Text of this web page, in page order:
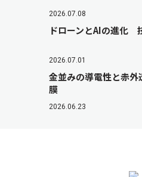
2026.07.08
ドローンとAIの進化
2026.07.01
金並みの導電性と赤
膜
2026.06.23